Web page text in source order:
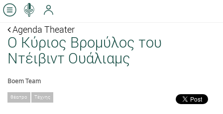
Agenda Theater
Ο Κύριος Βρομύλος του
Ντέιβιντ Ουάλιαμς
Boem Team
θέατρο Τέχνης